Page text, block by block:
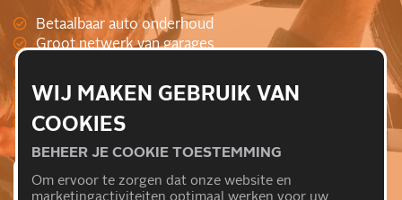
Betaalbaar auto onderhoud
Groot netwerk van garages
RDW erkend
Behoud van fabrieksgaratie
Gegarandeerd vakwerk
MAAK EEN AFSPRAAK
WIJ MAKEN GEBRUIK VAN
COOKIES
BEHEER JE COOKIE TOESTEMMING
Om ervoor te zorgen dat onze website en
marketingactiviteiten optimaal werken voor uw